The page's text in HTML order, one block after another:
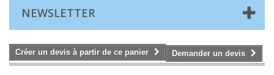
NEWSLETTER
Créer un devis à partir de ce panier Demander un devis